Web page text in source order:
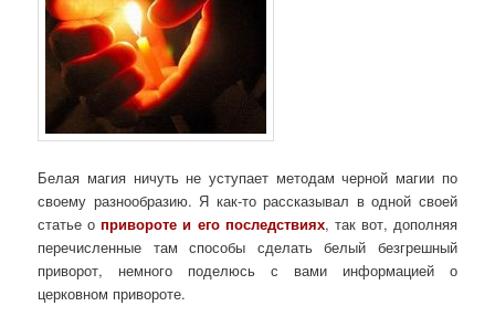
Белая магия ничуть не уступает методам черной магии по
своему разнообразию. Я как-то рассказывал в одной своей
статье опривороте и его последствиях, так вот, дополняя
перечисленные там способы сделать белый безгрешный
приворот, немного поделюсь с вами информацией о
церковном привороте.